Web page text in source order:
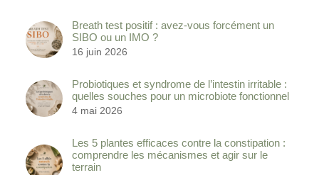
Breath test positif : avez-vous forcément un
SIBO ou un IMO ?
16 juin 2026
Probiotiques et syndrome de l’intestin irritable :
quelles souches pour un microbiote fonctionnel
4 mai 2026
Les 5 plantes efficaces contre la constipation :
comprendre les mécanismes et agir sur le
terrain